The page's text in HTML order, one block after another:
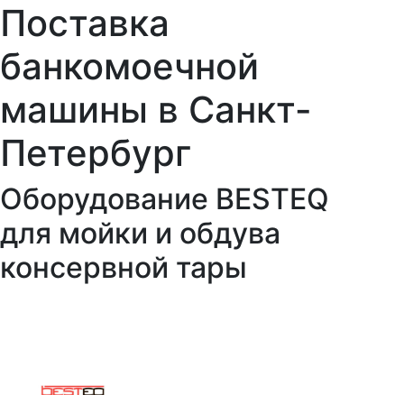
Поставка
банкомоечной
машины в Санкт-
Петербург
Оборудование BESTEQ
для мойки и обдува
консервной тары